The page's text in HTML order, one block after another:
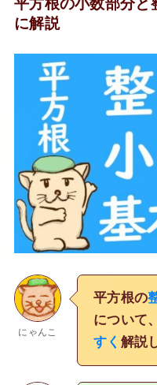
平方根の小数部分と
に解説
にゃんこ
平方根の
について
すく 解説